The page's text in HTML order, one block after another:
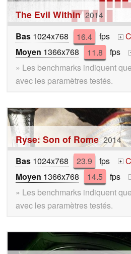
The Evil Within 2014
Bas 1024x768 16.4 fps +
Moyen 1366x768 11.8 fps
» Les benchmarks indiquent
avec les paramètres testés.
Ryse: Son of Rome 2014
Bas 1024x768 23.9 fps +
Moyen 1366x768 14.5 fps
» Les benchmarks indiquent
avec les paramètres testés.